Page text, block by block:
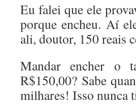
Eu falei que ele
porque encheu. Aí
ali, doutor, 150 reais
Mandar encher o
R$150,00? Sabe
milhares! Isso nunca